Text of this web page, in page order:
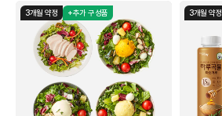
3개월 약정 +추가 구성품 3개월 약정